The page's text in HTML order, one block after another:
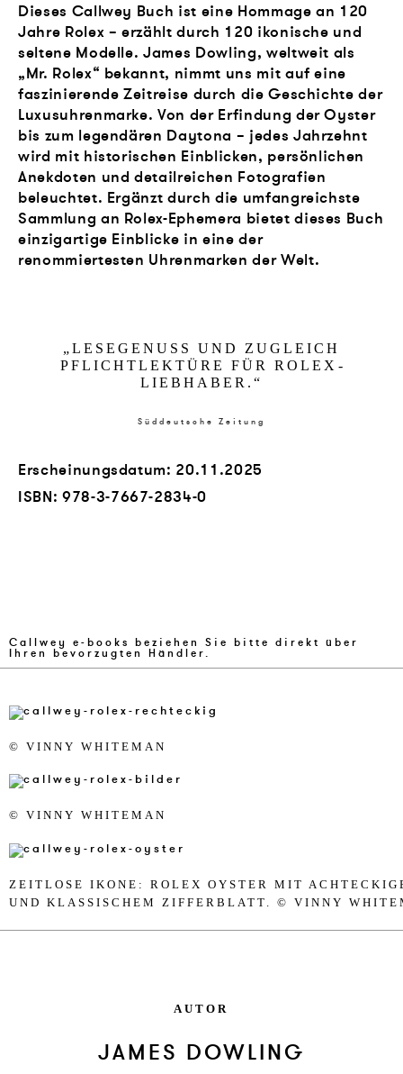
Dieses Callwey Buch ist eine Hommage an 120
Jahre Rolex – erzählt durch 120 ikonische und
seltene Modelle. James Dowling, weltweit als
„Mr. Rolex“ bekannt, nimmt uns mit auf eine
faszinierende Zeitreise durch die Geschichte der
Luxusuhrenmarke. Von der Erfindung der Oyster
bis zum legendären Daytona – jedes Jahrzehnt
wird mit historischen Einblicken, persönlichen
Anekdoten und detailreichen Fotografien
beleuchtet. Ergänzt durch die umfangreichste
Sammlung an Rolex-Ephemera bietet dieses Buch
einzigartige Einblicke in eine der
renommiertesten Uhrenmarken der Welt.
„LE­SE­GE­NUSS UND ZU­GLEICH
PFLICHT­LEKTÜRE FÜR RO­L­EX­
LIEB­HA­BER. “
Süddeutsche Zeitung
Erscheinungsdatum: 20.11.2025
ISBN: 978-3-7667-2834-0
Callwey e-books beziehen Sie bitte direkt über
Ihren bevorzugten Händler.
© VIN­NY WHI­TE­MAN
© VIN­NY WHI­TE­MAN
ZEIT­LO­SE IKO­NE: RO­LEX OYS­TER MIT
UND KLASSI­SCHEM ZIF­FERBLATT. © VIN­NY
AUTOR
JAMES DOWLING